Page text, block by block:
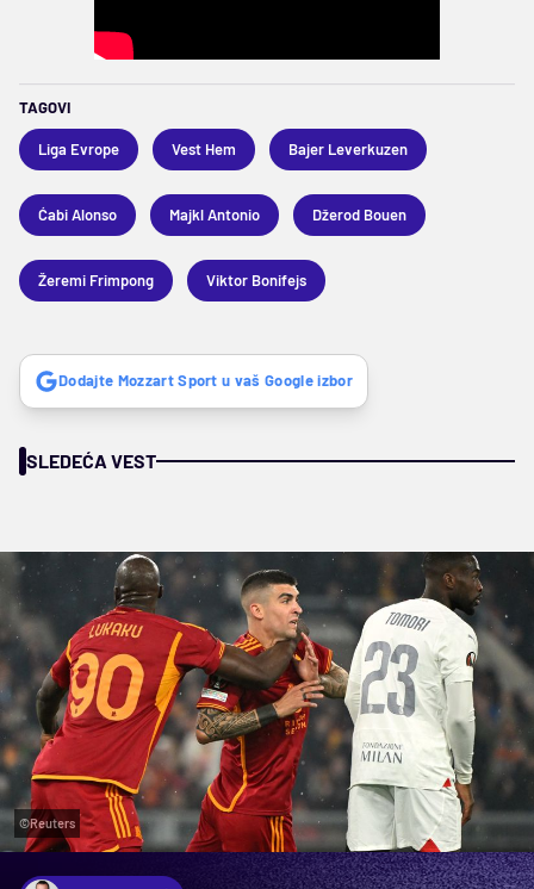
TAGOVI
Liga Evrope Vest Hem Bajer Leverkuzen
Ćabi Alonso Majkl Antonio Džerod Bouen
Žeremi Frimpong Viktor Bonifejs
Dodajte Mozzart Sport u vaš Google izbor
SLEDEĆA VEST
©Reuters